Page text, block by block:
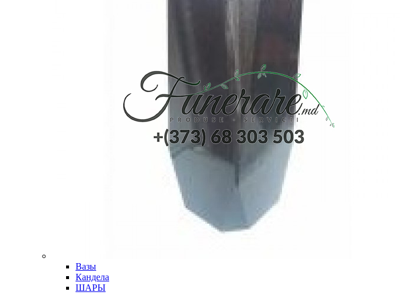
Вазы
Кандела
ШАРЫ